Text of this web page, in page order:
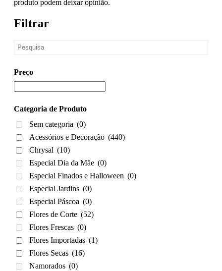
produto podem deixar opinião.
Filtrar
Preço
Categoria de Produto
Sem categoria (0)
Acessórios e Decoração (440)
Chrysal (10)
Especial Dia da Mãe (0)
Especial Finados e Halloween (0)
Especial Jardins (0)
Especial Páscoa (0)
Flores de Corte (52)
Flores Frescas (0)
Flores Importadas (1)
Flores Secas (16)
Namorados (0)